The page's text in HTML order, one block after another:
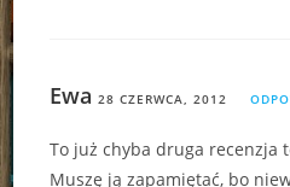
Ewa 28 CZERWCA, 2012
To już chyba druga recenzja
Muszę ją zapamiętać, bo